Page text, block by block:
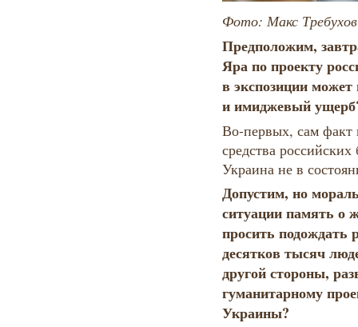
Фото: Макс Требухов
Предположим,
Яра по проекту
в экспозиции
и имиджевый
Во-первых, сам факт
средства
Украина не в
Допустим, но
ситуации память о
просить подождать
десятков тысяч
другой стороны,
гуманитарному
Украины?